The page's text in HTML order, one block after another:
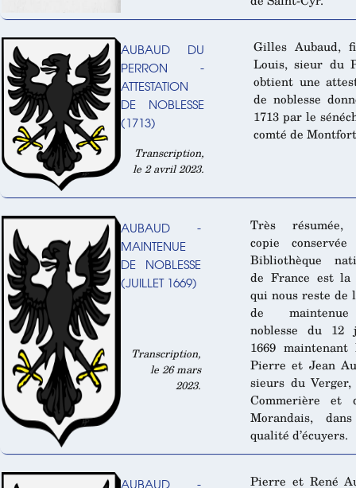
AUBAUD DU
PERRON -
ATTESTATION
DE NOBLESSE
(1713)
Transcription,
le 2 avril 2023.
Gilles Aubaud,
Louis, sieur du
obtient une
de noblesse
1713 par le
comté de
AUBAUD -
MAINTENUE
DE NOBLESSE
(JUILLET 1669)
Transcription,
le 26 mars
2023.
Très résumée,
copie
Bibliothèque
de France est la
qui nous reste de
de
noblesse du 12
1669 maintenant
Pierre et Jean
sieurs du
Commerière et
Morandais,
qualité d’écuyers.
AUBAUD -
Pierre et René